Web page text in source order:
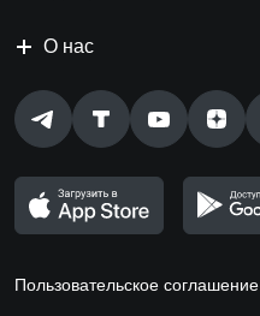
О нас
Пользовательское соглашение